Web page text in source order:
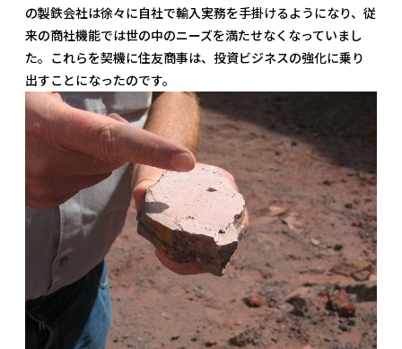
の製鉄会社は徐々に自社で輸入実務を手掛けるようになり、従
来の商社機能では世の中のニーズを満たせなくなっていまし
た。これらを契機に住友商事は、投資ビジネスの強化に乗り
出すことになったのです。